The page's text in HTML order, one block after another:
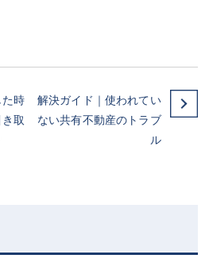
時
取
解決ガイド｜使われてい
ない共有不動産のトラブ
ル